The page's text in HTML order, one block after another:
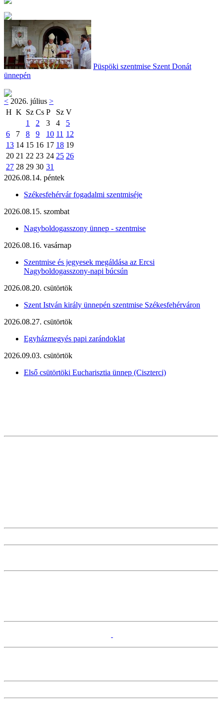
Püspöki szentmise Szent Donát
ünnepén
< 2026. július >
H K Sz Cs P Sz V
1
2 3 4
5
6
7 8 9 10 11 12
13 14 15 16 17 18 19
20 21 22 23 24 25 26
27 28 29 30 31
2026.08.14. péntek
Székesfehérvár fogadalmi szentmiséje
2026.08.15. szombat
Nagyboldogasszony ünnep - szentmise
2026.08.16. vasárnap
Szentmise és jegyesek megáldása az Ercsi
Nagyboldogasszony-napi búcsún
2026.08.20. csütörtök
Szent István király ünnepén szentmise Székesfehérváron
2026.08.27. csütörtök
Egyházmegyés papi zarándoklat
2026.09.03. csütörtök
Első csütörtöki Eucharisztia ünnep (Ciszterci)